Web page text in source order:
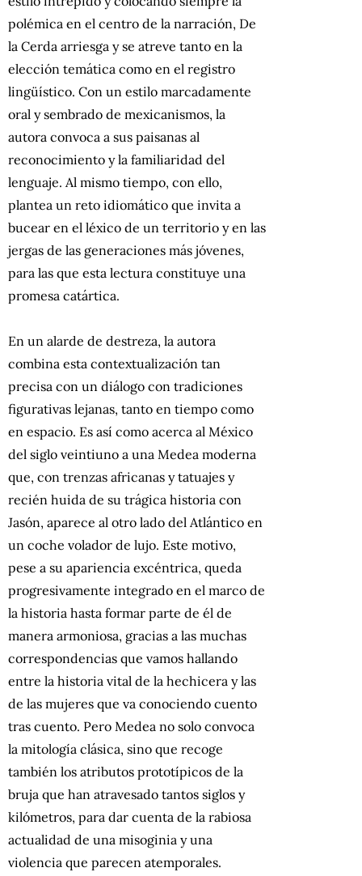
polémica en el centro de la narración, De
la Cerda arriesga y se atreve tanto en la
elección temática como en el registro
lingüístico. Con un estilo marcadamente
oral y sembrado de mexicanismos, la
autora convoca a sus paisanas al
reconocimiento y la familiaridad del
lenguaje. Al mismo tiempo, con ello,
plantea un reto idiomático que invita a
bucear en el léxico de un territorio y en las
jergas de las generaciones más jóvenes,
para las que esta lectura constituye una
promesa catártica.
En un alarde de destreza, la autora
combina esta contextualización tan
precisa con un diálogo con tradiciones
figurativas lejanas, tanto en tiempo como
en espacio. Es así como acerca al México
del siglo veintiuno a una Medea moderna
que, con trenzas africanas y tatuajes y
recién huida de su trágica historia con
Jasón, aparece al otro lado del Atlántico en
un coche volador de lujo. Este motivo,
pese a su apariencia excéntrica, queda
progresivamente integrado en el marco de
la historia hasta formar parte de él de
manera armoniosa, gracias a las muchas
correspondencias que vamos hallando
entre la historia vital de la hechicera y las
de las mujeres que va conociendo cuento
tras cuento. Pero Medea no solo convoca
la mitología clásica, sino que recoge
también los atributos prototípicos de la
bruja que han atravesado tantos siglos y
kilómetros, para dar cuenta de la rabiosa
actualidad de una misoginia y una
violencia que parecen atemporales.